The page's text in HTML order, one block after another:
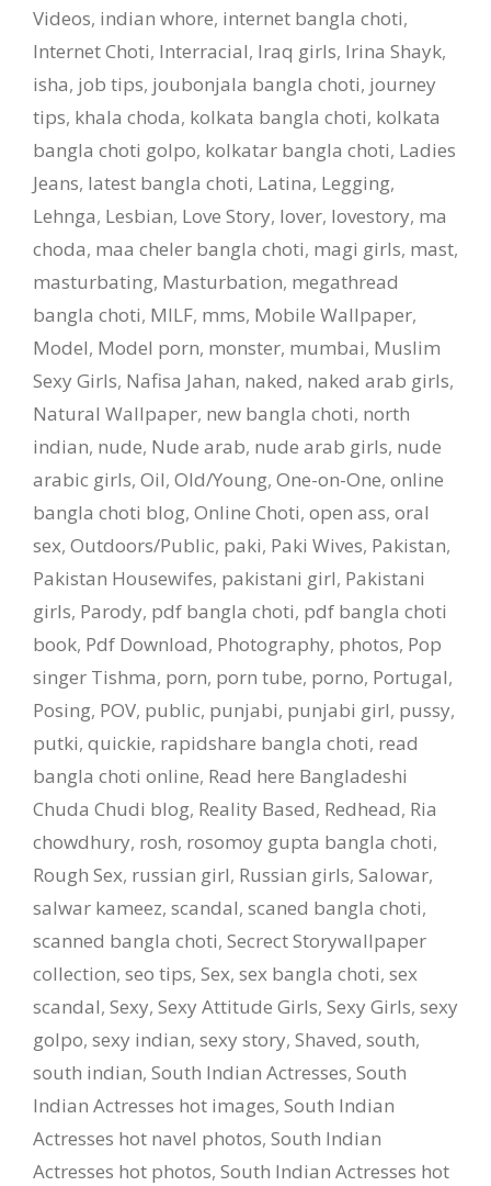
Videos, indian whore, internet bangla choti,
Internet Choti, Interracial, Iraq girls, Irina Shayk,
isha, job tips, joubonjala bangla choti, journey
tips, khala choda, kolkata bangla choti, kolkata
bangla choti golpo, kolkatar bangla choti, Ladies
Jeans, latest bangla choti, Latina, Legging,
Lehnga, Lesbian, Love Story, lover, lovestory, ma
choda, maa cheler bangla choti, magi girls, mast,
masturbating, Masturbation, megathread
bangla choti, MILF, mms, Mobile Wallpaper,
Model, Model porn, monster, mumbai, Muslim
Sexy Girls, Nafisa Jahan, naked, naked arab girls,
Natural Wallpaper, new bangla choti, north
indian, nude, Nude arab, nude arab girls, nude
arabic girls, Oil, Old/Young, One-on-One, online
bangla choti blog, Online Choti, open ass, oral
sex, Outdoors/Public, paki, Paki Wives, Pakistan,
Pakistan Housewifes, pakistani girl, Pakistani
girls, Parody, pdf bangla choti, pdf bangla choti
book, Pdf Download, Photography, photos, Pop
singer Tishma, porn, porn tube, porno, Portugal,
Posing, POV, public, punjabi, punjabi girl, pussy,
putki, quickie, rapidshare bangla choti, read
bangla choti online, Read here Bangladeshi
Chuda Chudi blog, Reality Based, Redhead, Ria
chowdhury, rosh, rosomoy gupta bangla choti,
Rough Sex, russian girl, Russian girls, Salowar,
salwar kameez, scandal, scaned bangla choti,
scanned bangla choti, Secrect Storywallpaper
collection, seo tips, Sex, sex bangla choti, sex
scandal, Sexy, Sexy Attitude Girls, Sexy Girls, sexy
golpo, sexy indian, sexy story, Shaved, south,
south indian, South Indian Actresses, South
Indian Actresses hot images, South Indian
Actresses hot navel photos, South Indian
Actresses hot photos, South Indian Actresses hot